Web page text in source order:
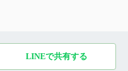
LINEで共有する